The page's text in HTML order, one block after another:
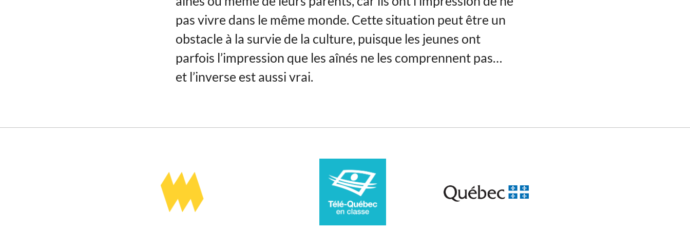
pas vivre dans le même monde. Cette situation peut être un
obstacle à la survie de la culture, puisque les jeunes ont
parfois l’impression que les aînés ne les comprennent pas…
et l’inverse est aussi vrai.